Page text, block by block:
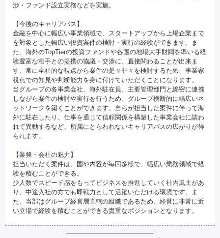
渉・ファンド設立実務などを実施。
【今後のキャリアパス】
金融を中心に幅広い事業領域で、スタートアップから上場企業まで
を対象とした幅広い投資案件の検討・実行の経験ができます。ま
た、海外のTopTierの投資ファンドや各国の地場大手財閥を率いる経
験豊富な相手との提携の協議・交渉に、直接関わることが出来ま
す。常に全社的な視点から案件の是々非々を検討するため、事業家
視点での知見や判断能力を身に付けていただくことになります。
当グループの各事業会社、海外駐在員、主要管理部門と綿密に連携
しながら案件の検討や実行を行うため、グループ横断的に幅広いネ
ットワークを築くことができます。自らが担当した案件に伴って海
外に駐在したり、仕事を通じて信頼関係を構築した事業会社に請わ
れて異動するなど、所属にとらわれないキャリアパスの広がりが得
られます。
【業務・会社の魅力】
担当いただく案件は、国や内容が毎回多様で、幅広い業務領域で経
験を積むことができる。
少人数でスピード感をもってビジネスを推進していく社内風土があ
り、中途入社の方でも即戦力として活躍いただける環境です。ま
た、当部はグループ経営層直轄の組織であるため、経営に非常に近
い立場で経験を積むことができる貴重なポジションとなります。